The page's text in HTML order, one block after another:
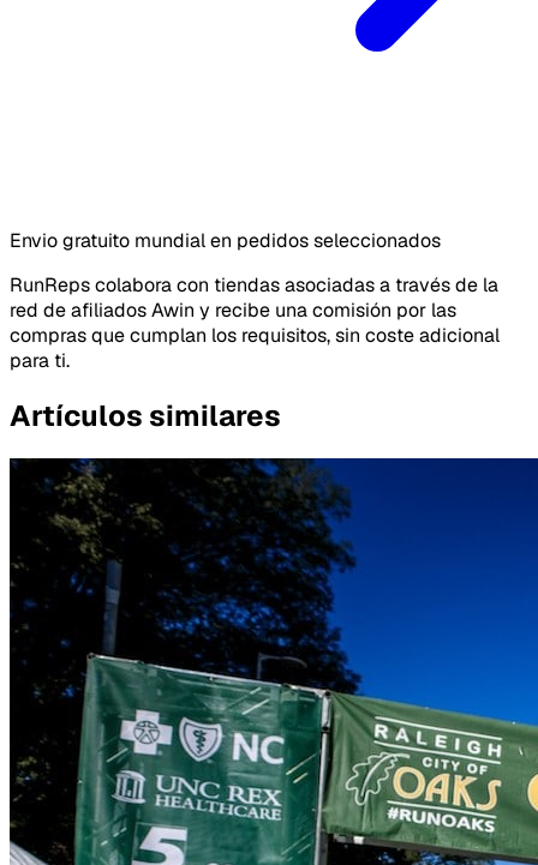
Envio gratuito mundial en pedidos seleccionados
RunReps colabora con tiendas asociadas a través de la
red de afiliados Awin y recibe una comisión por las
compras que cumplan los requisitos, sin coste adicional
para ti.
Artículos similares